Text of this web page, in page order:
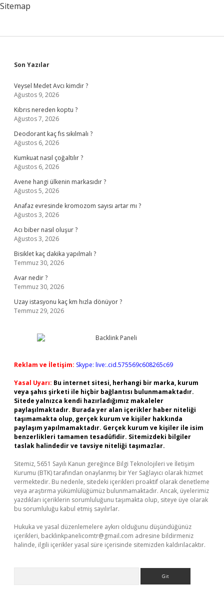
Sitemap
Sidebar
Son Yazılar
Veysel Medet Avcı kimdir ?
Ağustos 9, 2026
Kıbrıs nereden koptu ?
Ağustos 7, 2026
Deodorant kaç fıs sıkılmalı ?
Ağustos 6, 2026
Kumkuat nasıl çoğaltılır ?
Ağustos 6, 2026
Avene hangi ülkenin markasıdır ?
Ağustos 5, 2026
Anafaz evresinde kromozom sayısı artar mı ?
Ağustos 3, 2026
Acı biber nasıl oluşur ?
Ağustos 3, 2026
Bisiklet kaç dakika yapılmalı ?
Temmuz 30, 2026
Avar nedir ?
Temmuz 30, 2026
Uzay istasyonu kaç km hızla dönüyor ?
Temmuz 29, 2026
Reklam ve İletişim: Skype: live:.cid.575569c608265c69
Yasal Uyarı: Bu internet sitesi, herhangi bir marka, kurum
veya şahıs şirketi ile hiçbir bağlantısı bulunmamaktadır.
Sitede yalnızca kendi hazırladığımız makaleler
paylaşılmaktadır. Burada yer alan içerikler haber niteliği
taşımamakta olup, gerçek kurum ve kişiler hakkında
paylaşım yapılmamaktadır. Gerçek kurum ve kişiler ile isim
benzerlikleri tamamen tesadüfidir. Sitemizdeki bilgiler
taslak halindedir ve tavsiye niteliği taşımazlar.
Sitemiz, 5651 Sayılı Kanun gereğince Bilgi Teknolojileri ve İletişim
Kurumu (BTK) tarafından onaylanmış bir Yer Sağlayıcı olarak hizmet
vermektedir. Bu nedenle, sitedeki içerikleri proaktif olarak denetleme
veya araştırma yükümlülüğümüz bulunmamaktadır. Ancak, üyelerimiz
yazdıkları içeriklerin sorumluluğunu taşımakta olup, siteye üye olarak
bu sorumluluğu kabul etmiş sayılırlar.
Hukuka ve yasal düzenlemelere aykırı olduğunu düşündüğünüz
içerikleri, backlinkpanelicomtr@gmail.com adresine bildirmeniz
halinde, ilgili içerikler yasal süre içerisinde sitemizden kaldırılacaktır.